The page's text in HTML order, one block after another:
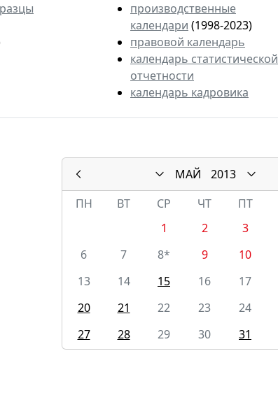
производственные
календари (1998-2023)
правовой календарь
календарь статистической
отчетности
календарь кадровика
МАЙ
2013
ПН
ВТ СР ЧТ ПТ
1
2 3
6
7 8* 9 10
13
14 15 16 17
20
21 22 23 24
27
28 29 30 31